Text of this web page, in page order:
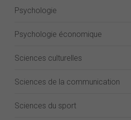
Psychologie
Psychologie économique
Sciences culturelles
Sciences de la communication
Sciences du sport